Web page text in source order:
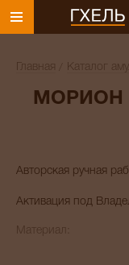
Главная Каталог
Авторская ручная
Активация под
Материал: